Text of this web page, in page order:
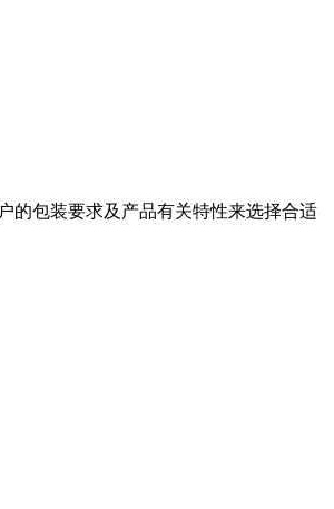
的包装要求及产品有关特性来选择合适